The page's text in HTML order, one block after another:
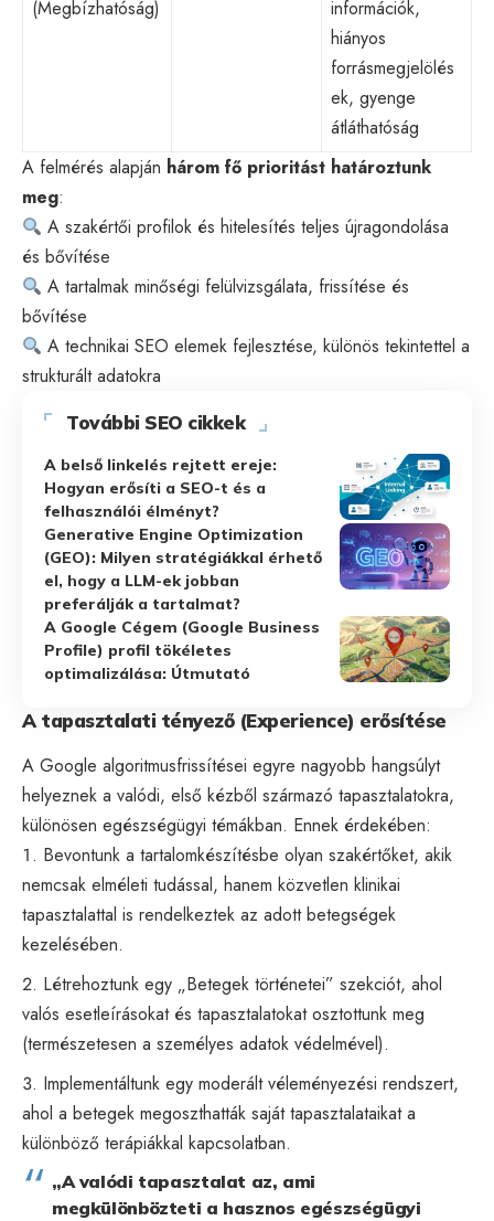
(Megbízhatóság)
információk,
hiányos
forrásmegjelölés
ek, gyenge
átláthatóság
A felmérés alapján három fő prioritást határoztunk
meg:
A szakértői profilok és hitelesítés teljes újragondolása
és bővítése
A tartalmak minőségi felülvizsgálata, frissítése és
bővítése
Atechnikai SEO elemek fejlesztése, különös tekintettel a
strukturált adatokra
További SEO cikkek
A belső linkelés rejtett ereje:
Hogyan erősíti a SEO-t és a
felhasználói élményt?
Generative Engine Optimization
(GEO): Milyen stratégiákkal érhető
el, hogy a LLM-ek jobban
preferálják a tartalmat?
A Google Cégem (Google Business
Profile) profil tökéletes
optimalizálása: Útmutató
A tapasztalati tényező (Experience) erősítése
A Google algoritmusfrissítései egyre nagyobb hangsúlyt
helyeznek a valódi, első kézből származó tapasztalatokra,
különösen egészségügyi témákban. Ennek érdekében:
Bevontunk a tartalomkészítésbe olyan szakértőket, akik
nemcsak elméleti tudással, hanem közvetlen klinikai
tapasztalattal is rendelkeztek az adott betegségek
kezelésében.
Létrehoztunk egy „Betegek történetei” szekciót, ahol
valós esetleírásokat és tapasztalatokat osztottunk meg
(természetesen a személyes adatok védelmével).
Implementáltunk egy moderált véleményezési rendszert,
ahol a betegek megoszthatták saját tapasztalataikat a
különböző terápiákkal kapcsolatban.
„A valódi tapasztalat az, ami
megkülönbözteti a hasznos egészségügyi